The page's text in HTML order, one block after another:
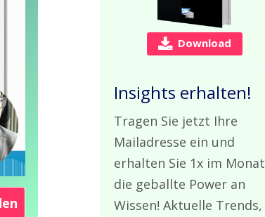
Download
Insights erhalten!
Tragen Sie jetzt Ihre
Mailadresse ein und
erhalten Sie 1x im Monat
die geballte Power an
Wissen! Aktuelle Trends,